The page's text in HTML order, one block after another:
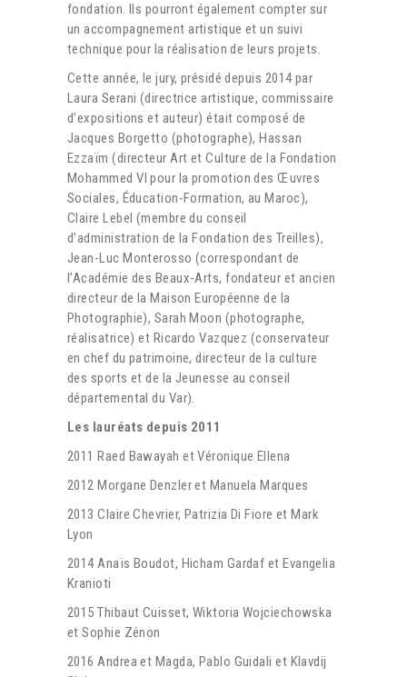
fondation. Ils pourront également compter sur
un accompagnement artistique et un suivi
technique pour la réalisation de leurs projets.
Cette année, le jury, présidé depuis 2014 par
Laura Serani (directrice artistique, commissaire
d’expositions et auteur) était composé de
Jacques Borgetto (photographe), Hassan
Ezzaïm (directeur Art et Culture de la Fondation
Mohammed VI pour la promotion des Œuvres
Sociales, Éducation-Formation, au Maroc),
Claire Lebel (membre du conseil
d’administration de la Fondation des Treilles),
Jean-Luc Monterosso (correspondant de
l’Académie des Beaux-Arts, fondateur et ancien
directeur de la Maison Européenne de la
Photographie), Sarah Moon (photographe,
réalisatrice) et Ricardo Vazquez (conservateur
en chef du patrimoine, directeur de la culture
des sports et de la Jeunesse au conseil
départemental du Var).
Les lauréats depuis 2011
2011 Raed Bawayah et Véronique Ellena
2012 Morgane Denzler et Manuela Marques
2013 Claire Chevrier, Patrizia Di Fiore et Mark
Lyon
2014 Anaïs Boudot, Hicham Gardaf et Evangelia
Kranioti
2015 Thibaut Cuisset, Wiktoria Wojciechowska
et Sophie Zénon
2016 Andrea et Magda, Pablo Guidali et Klavdij